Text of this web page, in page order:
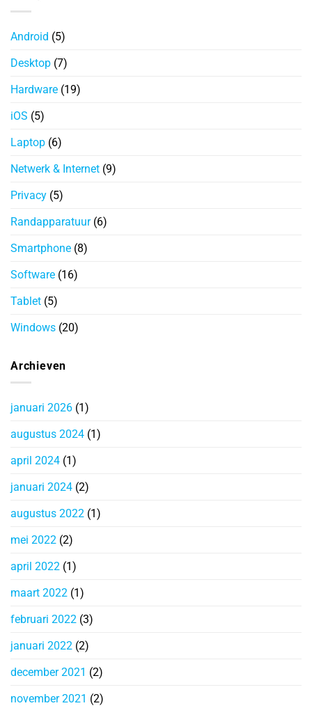
Android (5)
Desktop (7)
Hardware (19)
iOS (5)
Laptop (6)
Netwerk & Internet (9)
Privacy (5)
Randapparatuur(6)
Smartphone (8)
Software (16)
Tablet (5)
Windows (20)
Archieven
januari 2026 (1)
augustus 2024 (1)
april 2024 (1)
januari 2024 (2)
augustus 2022 (1)
mei 2022 (2)
april 2022 (1)
maart 2022 (1)
februari 2022 (3)
januari 2022 (2)
december 2021 (2)
november 2021 (2)